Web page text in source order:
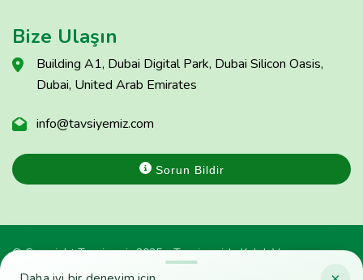
Bize Ulaşın
Building A1, Dubai Digital Park, Dubai Silicon Oasis,
Dubai, United Arab Emirates
info@tavsiyemiz.com
Sorun Bildir
© Copyright Tavsiyemiz 2025 - Tavsiyemiz'e Kulak Ver